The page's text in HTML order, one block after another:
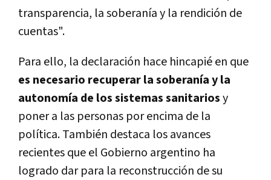
transparencia, la soberanía y la rendición de
cuentas".
Para ello, la declaración hace hincapié en que
es necesario recuperar la soberanía y la
autonomía de los sistemas sanitariosy
poner a las personas por encima de la
política. También destaca los avances
recientes que el Gobierno argentino ha
logrado dar para la reconstrucción de su